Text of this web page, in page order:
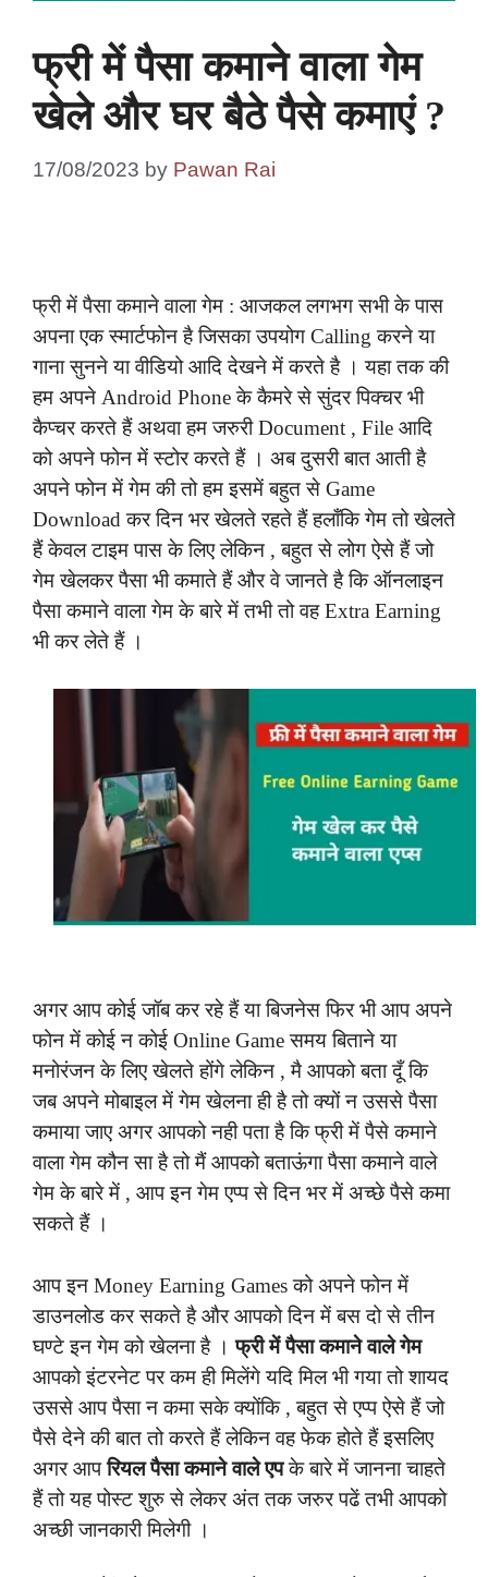
फ्री में पैसा कमाने वाला गेम
खेले और घर बैठे पैसे कमाएं ?
17/08/2023 by Pawan Rai
फ्री में पैसा कमाने वाला गेम : आजकल लगभग सभी के पास
अपना एक स्मार्टफोन है जिसका उपयोग Calling करने या
गाना सुनने या वीडियो आदि देखने में करते है । यहा तक की
हम अपने Android Phone के कैमरे से सुंदर पिक्चर भी
कैप्चर करते हैं अथवा हम जरुरी Document , File आदि
को अपने फोन में स्टोर करते हैं । अब दुसरी बात आती है
अपने फोन में गेम की तो हम इसमें बहुत से Game
Download कर दिन भर खेलते रहते हैं हलाँकि गेम तो खेलते
हैं केवल टाइम पास के लिए लेकिन , बहुत से लोग ऐसे हैं जो
गेम खेलकर पैसा भी कमाते हैं और वे जानते है कि ऑनलाइन
पैसा कमाने वाला गेम के बारे में तभी तो वह Extra Earning
भी कर लेते हैं ।
अगर आप कोई जॉब कर रहे हैं या बिजनेस फिर भी आप अपने
फोन में कोई न कोई Online Game समय बिताने या
मनोरंजन के लिए खेलते होंगे लेकिन , मै आपको बता दूँ कि
जब अपने मोबाइल में गेम खेलना ही है तो क्यों न उससे पैसा
कमाया जाए अगर आपको नही पता है कि फ्री में पैसे कमाने
वाला गेम कौन सा है तो मैं आपको बताऊंगा पैसा कमाने वाले
गेम के बारे में , आप इन गेम एप्प से दिन भर में अच्छे पैसे कमा
सकते हैं ।
आप इन Money Earning Games को अपने फोन में
डाउनलोड कर सकते है और आपको दिन में बस दो से तीन
घण्टे इन गेम को खेलना है ।फ्री में पैसा कमाने वाले गेम
आपको इंटरनेट पर कम ही मिलेंगे यदि मिल भी गया तो शायद
उससे आप पैसा न कमा सके क्योंकि , बहुत से एप्प ऐसे हैं जो
पैसे देने की बात तो करते हैं लेकिन वह फेक होते हैं इसलिए
अगर आपरियल पैसा कमाने वाले एपके बारे में जानना चाहते
हैं तो यह पोस्ट शुरु से लेकर अंत तक जरुर पढें तभी आपको
अच्छी जानकारी मिलेगी ।